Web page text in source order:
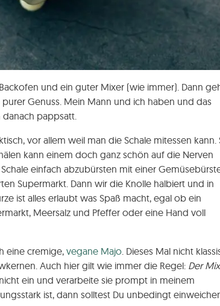
und ein guter Mixer (wie immer). Dann
Genuss. Mein Mann und ich haben und das
pappsatt.
vor allem weil man die Schale mitessen kann.
kann einem doch ganz schön auf die Nerven
einfach abzubürsten mit einer
Supermarkt. Dann wir die Knolle halbiert und in
ist alles erlaubt was Spaß macht, egal ob ein
Meersalz und Pfeffer oder eine Hand voll
eine cremige, vegane Majo. Dieses Mal nicht
Auch hier gilt wie immer die Regel: Der
ein und verarbeite sie prompt in meinem
ist, dann solltest Du unbedingt